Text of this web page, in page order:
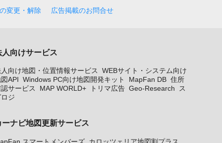
変更・解除 広告掲載のお問合せ
人向けサービス
向け地図・位置情報サービス
WEBサイト・システム向け
API Windows PC向け地図開発キット MapFan DB 住所
サービス
MAP WORLD+ トリマ広告 Geo-Research
ス
ジ
ーナビ地図更新サービス
スマートメンバーズ カロッツェリア地図割プラス